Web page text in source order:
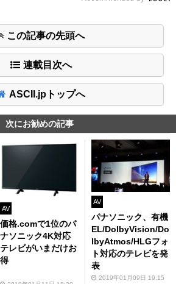
この記事の先頭へ
連載目次へ
ASCII.jpトップへ
次にお勧めの記事
AV
価格.comで1位のパ
ナソニック4K対応
テレビがいまだけお
得
AV
パナソニック、有機
EL/DolbyVision/Do
lbyAtmos/HLGフォ
ト対応のテレビを発
表
2019年01月09日 19:15